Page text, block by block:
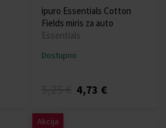
ipuro Essentials Cotton
Fields miris za auto
Essentials
Dostupno
4,73 €
Akcija